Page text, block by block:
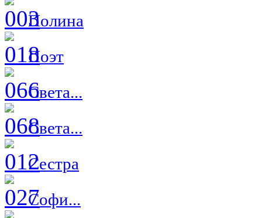
Полина
Поэт
Света...
Света...
Сестра
Софи...